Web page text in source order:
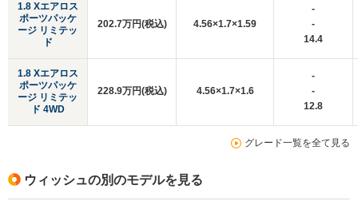
1.8 Xエアロス
ポーツパッケ
ージ リミテッ
ド
1.8 Xエアロス
ポーツパッケ
ージ リミテッ
ド 4WD
202.7万円(税込) 4.56×1.7×1.59
-
-
14.4
228.9万円(税込) 4.56×1.7×1.6
-
-
12.8
グレード一覧を全て見る
ウィッシュの別のモデルを見る